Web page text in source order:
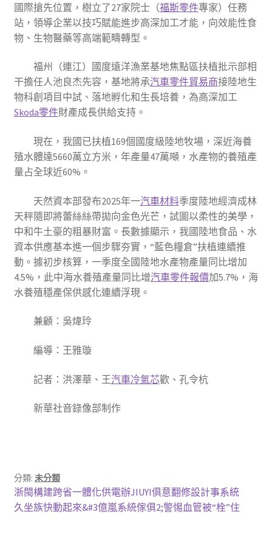
國際搶先位置，樹立了27家院士（福斯零件專家）任務
站，領導企業以技巧賦能進步高深加工才能，向效能性食
物、生物醫藥等高端範疇轉型。
福州（連江）國度遠洋漁業基地焦點區扶植批示部相
干擔任人池良杰先容，基地將承汽車零件貿易商接陸地生
物科創項目中試、落地孵化和生長培養，為高深加工
Skoda零件財產成長供給支持。
現在，我國已扶植169個國度級陸地牧場，深近海養
殖水體達5660萬立方米，年產量47萬噸，水產物的養殖產
量占全球近60%。
天然資本部發布2025年一汽車材料季度陸地經濟成林
天秤隨即將蕾絲絲帶拋向金色光芒，試圖以柔性的美學，
中和牛土豪的粗暴財富。長數據顯示，我國陸地食品、水
資本供應基本進一個步驟夯實，“藍色糧倉”扶植連續推
動。據初步核算，一季度全國陸地水產物產量同比增加
4.5%，此中海水養殖產量同比增汽車零件報價加5.7%，海
水養殖穩產保供感化連續浮現。
兼顧：吳煒玲
編導：王雅璇
記者：洪澤華、王汽車冷氣芯歡、孔令杭
新華社音錄像部制作
分類: 未分類
文
章
上
一
浙閩構建跨省一體化供電辦JIUYI俱意翻修設計事系統
下
久坐族快動起來&#3億嵐系統傢俱2;警惕血管被“栓”住